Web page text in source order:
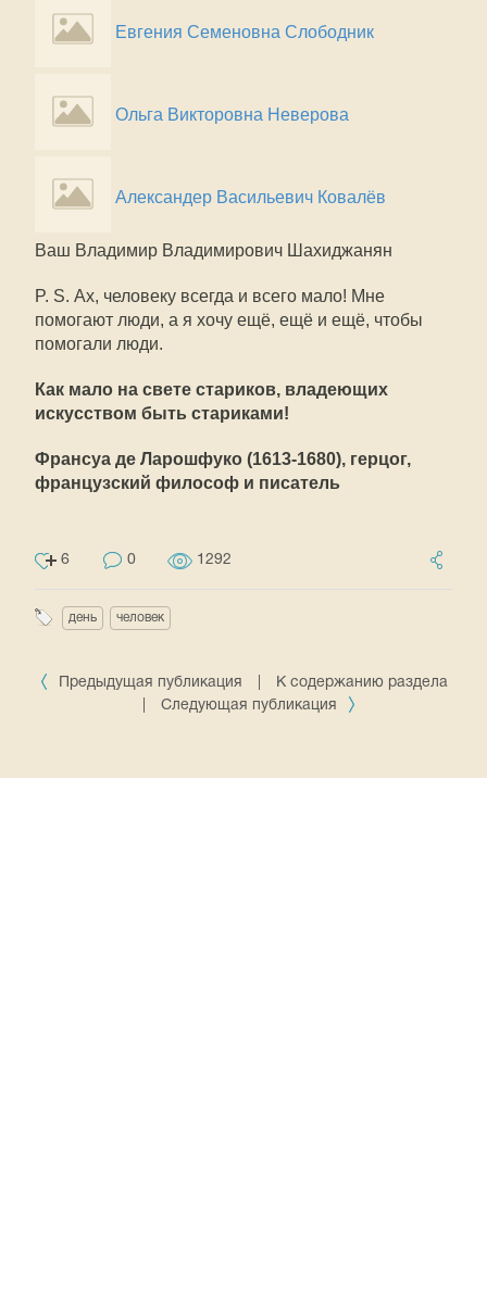
Евгения Семеновна Слободник
Ольга Викторовна Неверова
Александер Васильевич Ковалёв
Ваш Владимир Владимирович Шахиджанян
P. S. Ах, человеку всегда и всего мало! Мне
помогают люди, а я хочу ещё, ещё и ещё, чтобы
помогали люди.
Как мало на свете стариков, владеющих
искусством быть стариками!
Франсуа де Ларошфуко (1613-1680), герцог,
французский философ и писатель
6 0 1292
день человек
Предыдущая публикация
К содержанию раздела
Следующая публикация